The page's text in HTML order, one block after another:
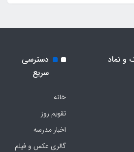
و نماد
دسترسی
سریع
خانه
تقویم روز
اخبار مدرسه
گالری عکس و فیلم